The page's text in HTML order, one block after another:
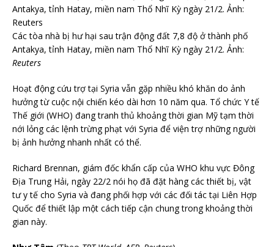
Các tòa nhà bị hư hại sau trận động đất 7,8 độ ở thành phố
Antakya, tỉnh Hatay, miền nam Thổ Nhĩ Kỳ ngày 21/2. Ảnh:
Reuters
Hoạt động cứu trợ tại Syria vẫn gặp nhiều khó khăn do ảnh
hưởng từ cuộc nội chiến kéo dài hơn 10 năm qua. Tổ chức Y tế
Thế giới (WHO) đang tranh thủ khoảng thời gian Mỹ tạm thời
nới lỏng các lệnh trừng phạt với Syria để viện trợ những người
bị ảnh hưởng nhanh nhất có thể.
Richard Brennan, giám đốc khẩn cấp của WHO khu vực Đông
Địa Trung Hải, ngày 22/2 nói họ đã đặt hàng các thiết bị, vật
tư y tế cho Syria và đang phối hợp với các đối tác tại Liên Hợp
Quốc để thiết lập một cách tiếp cận chung trong khoảng thời
gian này.